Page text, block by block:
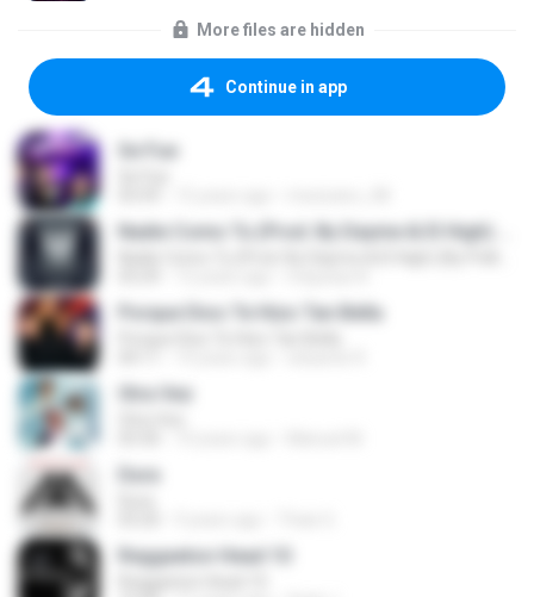
More files are hidden
Continue in app
Se Fue
Porque Dios Te Hizo Tan Bella
Otra Vez
Dura
Reggaeton Head 10